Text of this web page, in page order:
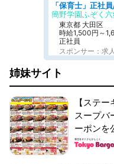
「保育士」正社
簡野学園ふぞく
東京都 大田区
時給1,500円～
正社員
スポンサー：求
姉妹サイト
【ステ
スープバ
ーポンを